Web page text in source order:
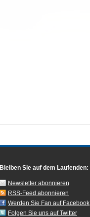
Bleiben Sie auf dem Laufenden:
Newsletter abonnieren
RSS-Feed abonnieren
Werden Sie Fan auf Facebook
Folgen Sie uns auf Twitter